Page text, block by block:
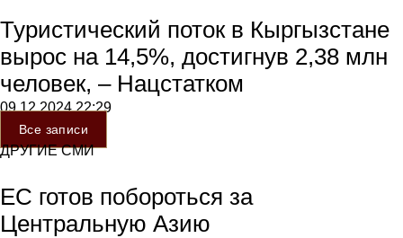
Туристический поток в Кыргызстане
вырос на 14,5%, достигнув 2,38 млн
человек, – Нацстатком
09.12.202422:29
Все записи
ДРУГИЕ СМИ
ЕС готов побороться за
Центральную Азию